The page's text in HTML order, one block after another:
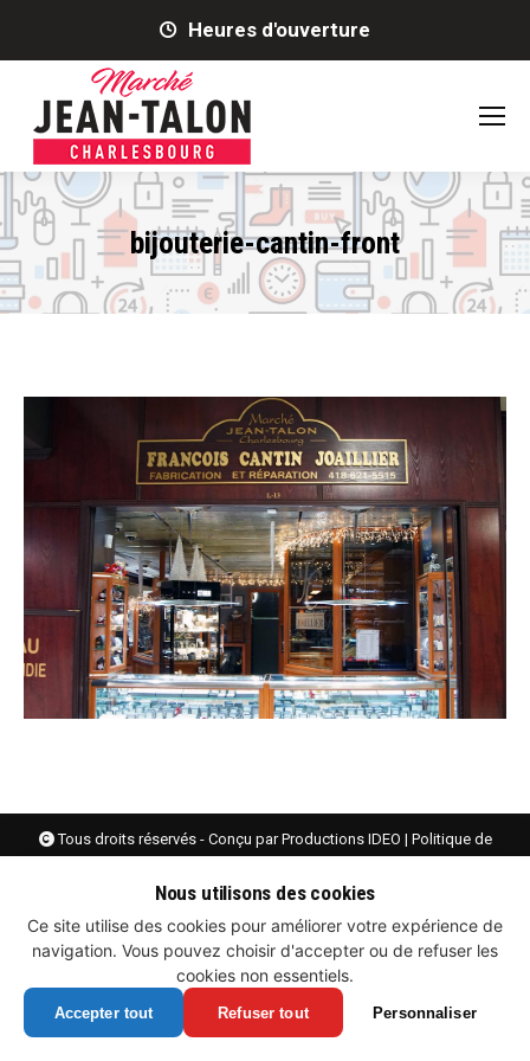
Heures d'ouverture
bijouterie-cantin-front
Tous droits réservés - Conçu parProductions IDEO | Politique de
Nous utilisons des cookies
Ce site utilise des cookies pour améliorer votre expérience de
navigation. Vous pouvez choisir d'accepter ou de refuser les
cookies non essentiels.
Accepter tout Refuser tout Personnaliser